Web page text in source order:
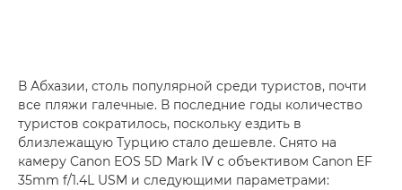
В Абхазии, столь популярной среди туристов, почти
все пляжи галечные. В последние годы количество
туристов сократилось, поскольку ездить в
близлежащую Турцию стало дешевле. Снято на
камеру Canon EOS 5D Mark IV с объективом Canon EF
35mm f/1.4L USM и следующими параметрами: